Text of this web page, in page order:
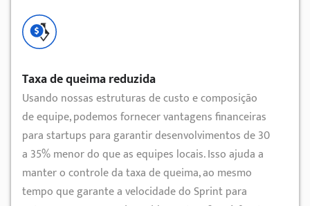
Taxa de queima reduzida
Usando nossas estruturas de custo e composição
de equipe, podemos fornecer vantagens financeiras
para startups para garantir desenvolvimentos de 30
a 35% menor do que as equipes locais. Isso ajuda a
manter o controle da taxa de queima, ao mesmo
tempo que garante a velocidade do Sprint para